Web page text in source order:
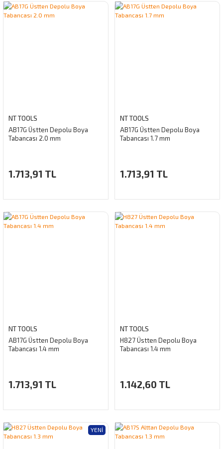
NT TOOLS
AB17G Üstten Depolu Boya
Tabancası 2.0 mm
1.713,91 TL
NT TOOLS
AB17G Üstten Depolu Boya
Tabancası 1.7 mm
1.713,91 TL
NT TOOLS
AB17G Üstten Depolu Boya
Tabancası 1.4 mm
1.713,91 TL
NT TOOLS
H827 Üstten Depolu Boya
Tabancası 1.4 mm
1.142,60 TL
YENI